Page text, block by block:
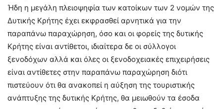
Ήδη η μεγάλη πλειοψηφία των κατοίκων των 2 νομών της
Δυτικής Κρήτης έχει εκφρασθεί αρνητικά για την
παραπάνω παραχώρηση, όσο και οι φορείς της δυτικής
Κρήτης είναι αντίθετοι, ιδιαίτερα δε οι σύλλογοι
ξενοδόχων αλλά και όλες οι ξενοδοχειακές επιχειρήσεις
είναι αντίθετες στην παραπάνω παραχώρηση διότι
πιστεύουν ότι θα ανακοπεί η αύξηση της τουριστικής
ανάπτυξης της δυτικής Κρήτης, θα μειωθούν τα έσοδα